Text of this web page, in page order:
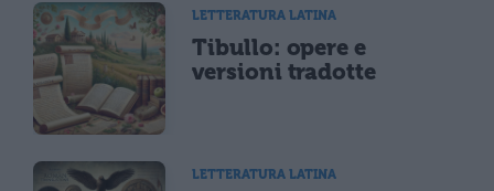
LETTERATURA LATINA
Tibullo: opere e
versioni tradotte
LETTERATURA LATINA